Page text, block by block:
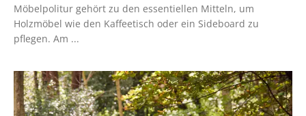
Möbelpolitur gehört zu den essentiellen Mitteln, um
Holzmöbel wie den Kaffeetisch oder ein Sideboard zu
pflegen. Am ...